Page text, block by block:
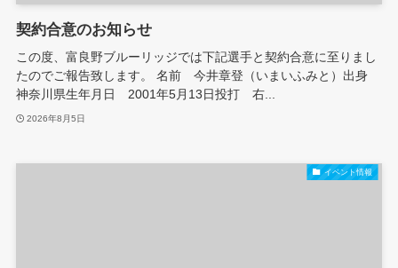
契約合意のお知らせ
この度、富良野ブルーリッジでは下記選手と契約合意に至りまし
たのでご報告致します。 名前 今井章登（いまいふみと）出身
神奈川県生年月日 2001年5月13日投打 右...
2026年8月5日
イベント情報